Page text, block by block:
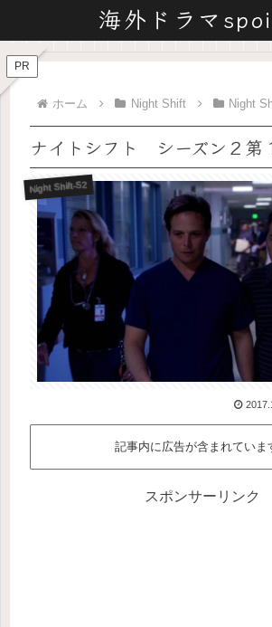
海外ドラマ
PR
ホーム Night Shift Night
ナイトシフト シーズン２第
Night Shift-S2
記事内に広告が含まれていま
スポンサーリンク